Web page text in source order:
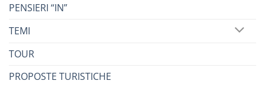
PENSIERI “IN”
TEMI
TOUR
PROPOSTE TURISTICHE